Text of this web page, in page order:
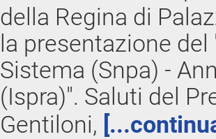
della Regina di
la presentazione
Sistema (Snpa) -
(Ispra)". Saluti del
Gentiloni,